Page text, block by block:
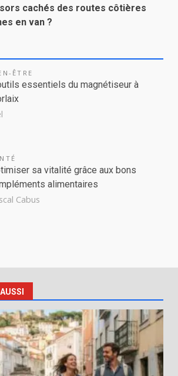
cachés des routes côtières
en van ?
ÊTRE
essentiels du magnétiseur à
sa vitalité grâce aux bons
alimentaires
Cabus